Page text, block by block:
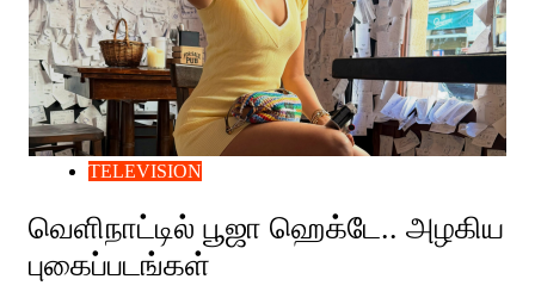
TELEVISION
வெளிநாட்டில் பூஜா ஹெக்டே.. அழகிய
புகைப்படங்கள்